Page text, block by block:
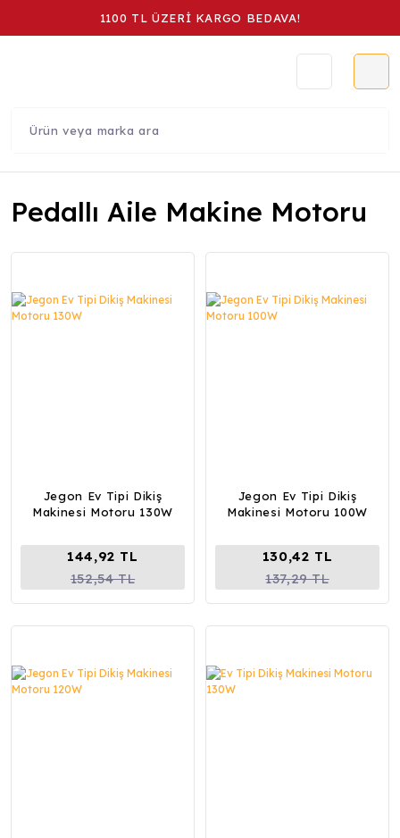
1100 TL ÜZERİ KARGO BEDAVA!
Pedallı Aile Makine Motoru
Jegon Ev Tipi Dikiş
Makinesi Motoru 130W
144,92 TL
152,54 TL
Jegon Ev Tipi Dikiş
Makinesi Motoru 100W
130,42 TL
137,29 TL